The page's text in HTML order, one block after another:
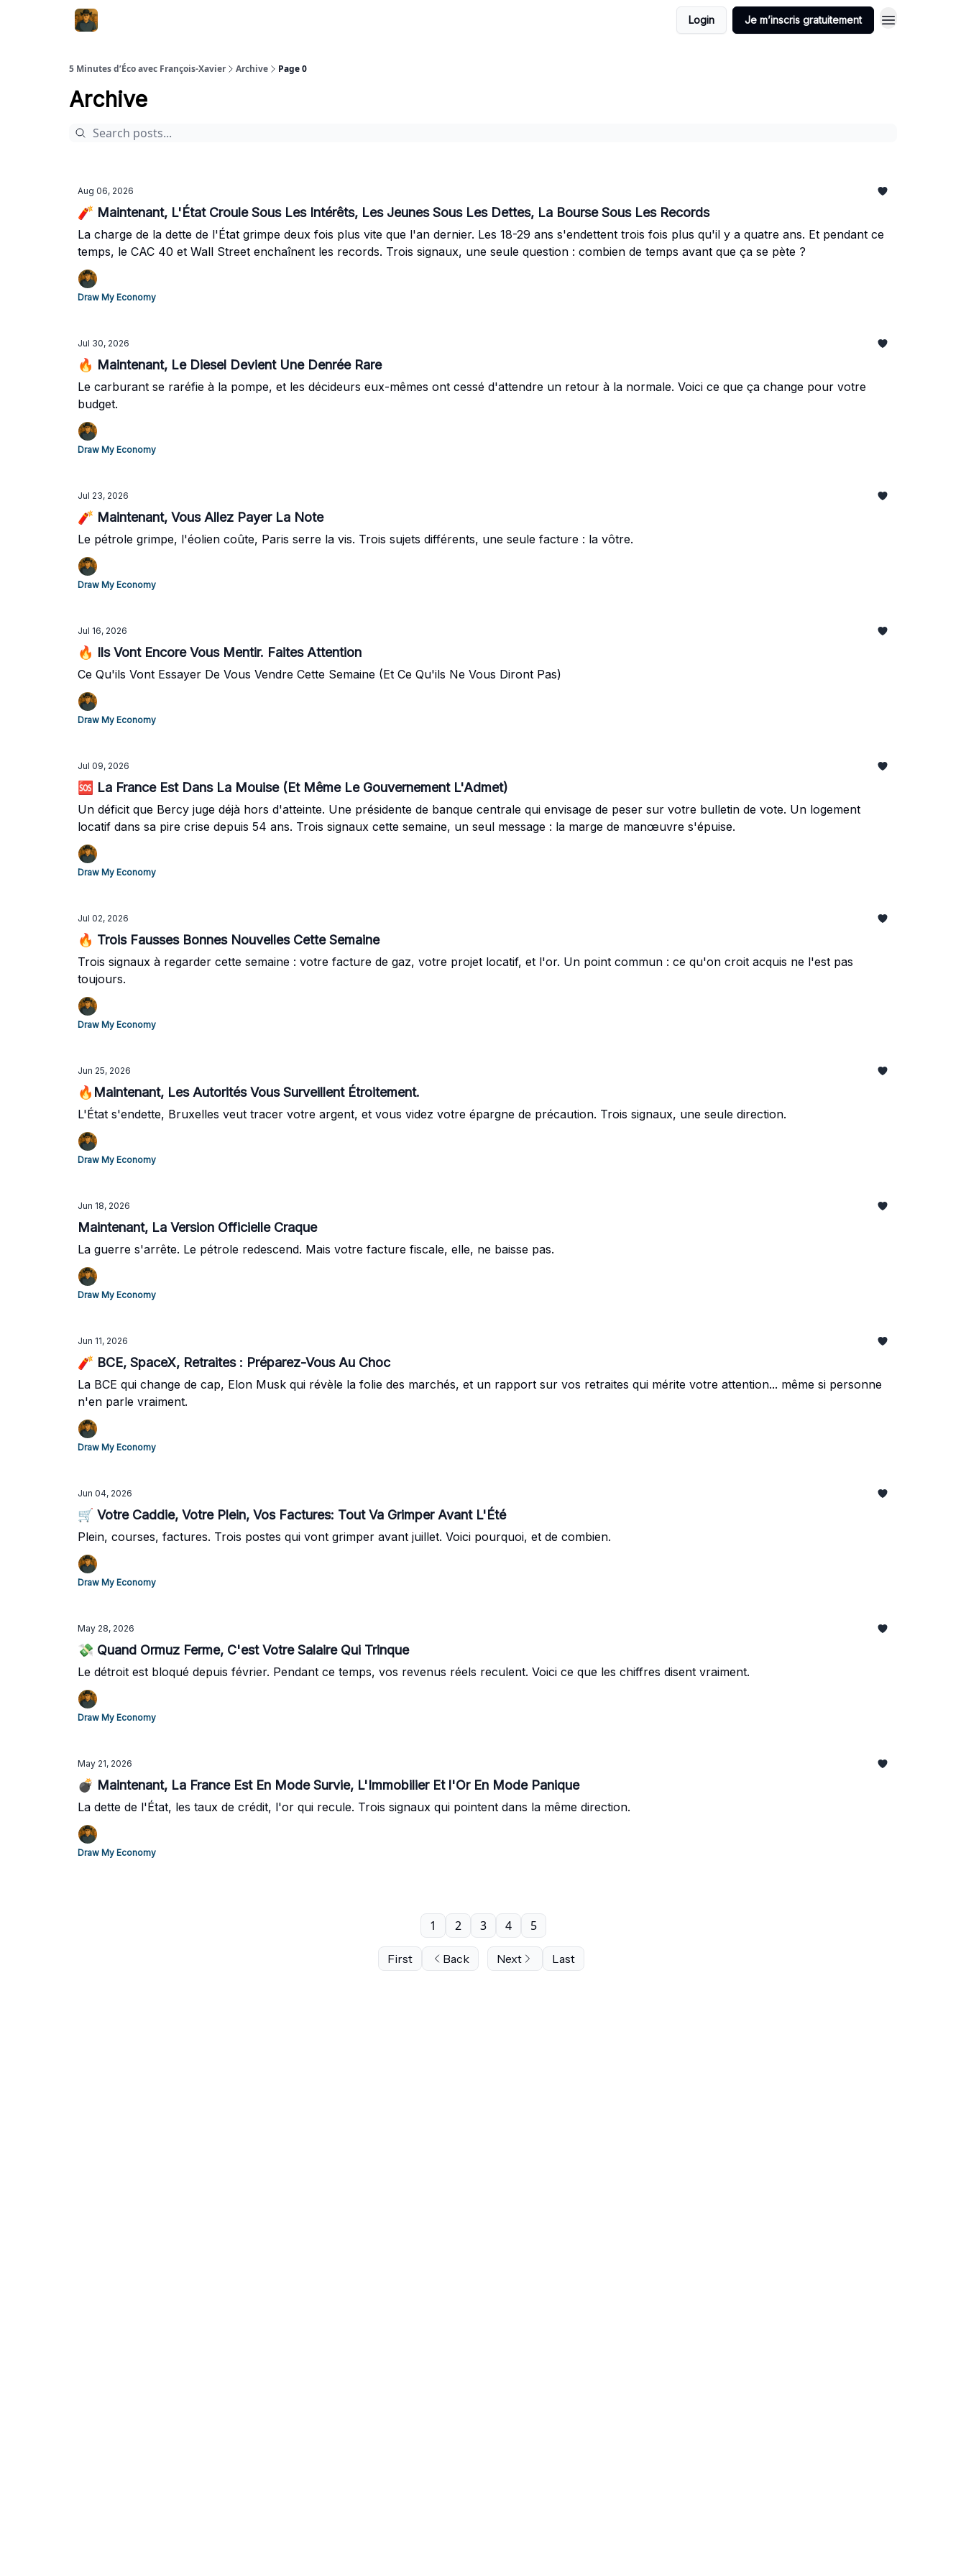
Login Je m’inscris gratuitement
5 Minutes d’Éco avec François-Xavier Archive Page 0
Archive
Aug 06, 2026
🧨 Maintenant, L'État Croule Sous Les Intérêts, Les Jeunes Sous Les Dettes, La Bourse Sous Les Records
La charge de la dette de l'État grimpe deux fois plus vite que l'an dernier. Les 18-29 ans s'endettent trois fois plus qu'il y a quatre ans. Et pendant ce
temps, le CAC 40 et Wall Street enchaînent les records. Trois signaux, une seule question : combien de temps avant que ça se pète ?
Draw My Economy
Jul 30, 2026
🔥 Maintenant, Le Diesel Devient Une Denrée Rare
Le carburant se raréfie à la pompe, et les décideurs eux-mêmes ont cessé d'attendre un retour à la normale. Voici ce que ça change pour votre
budget.
Draw My Economy
Jul 23, 2026
🧨 Maintenant, Vous Allez Payer La Note
Le pétrole grimpe, l'éolien coûte, Paris serre la vis. Trois sujets différents, une seule facture : la vôtre.
Draw My Economy
Jul 16, 2026
🔥 Ils Vont Encore Vous Mentir. Faites Attention
Ce Qu'ils Vont Essayer De Vous Vendre Cette Semaine (Et Ce Qu'ils Ne Vous Diront Pas)
Draw My Economy
Jul 09, 2026
🆘 La France Est Dans La Mouise (Et Même Le Gouvernement L'Admet)
Un déficit que Bercy juge déjà hors d'atteinte. Une présidente de banque centrale qui envisage de peser sur votre bulletin de vote. Un logement
locatif dans sa pire crise depuis 54 ans. Trois signaux cette semaine, un seul message : la marge de manœuvre s'épuise.
Draw My Economy
Jul 02, 2026
🔥 Trois Fausses Bonnes Nouvelles Cette Semaine
Trois signaux à regarder cette semaine : votre facture de gaz, votre projet locatif, et l'or. Un point commun : ce qu'on croit acquis ne l'est pas
toujours.
Draw My Economy
Jun 25, 2026
🔥Maintenant, Les Autorités Vous Surveillent Étroitement.
L'État s'endette, Bruxelles veut tracer votre argent, et vous videz votre épargne de précaution. Trois signaux, une seule direction.
Draw My Economy
Jun 18, 2026
Maintenant, La Version Officielle Craque
La guerre s'arrête. Le pétrole redescend. Mais votre facture fiscale, elle, ne baisse pas.
Draw My Economy
Jun 11, 2026
🧨 BCE, SpaceX, Retraites : Préparez-Vous Au Choc
La BCE qui change de cap, Elon Musk qui révèle la folie des marchés, et un rapport sur vos retraites qui mérite votre attention... même si personne
n'en parle vraiment.
Draw My Economy
Jun 04, 2026
🛒 Votre Caddie, Votre Plein, Vos Factures: Tout Va Grimper Avant L'Été
Plein, courses, factures. Trois postes qui vont grimper avant juillet. Voici pourquoi, et de combien.
Draw My Economy
May 28, 2026
💸 Quand Ormuz Ferme, C'est Votre Salaire Qui Trinque
Le détroit est bloqué depuis février. Pendant ce temps, vos revenus réels reculent. Voici ce que les chiffres disent vraiment.
Draw My Economy
May 21, 2026
💣 Maintenant, La France Est En Mode Survie, L'Immobilier Et l'Or En Mode Panique
La dette de l'État, les taux de crédit, l'or qui recule. Trois signaux qui pointent dans la même direction.
Draw My Economy
First Back
1 2 3 4 5
Next Last